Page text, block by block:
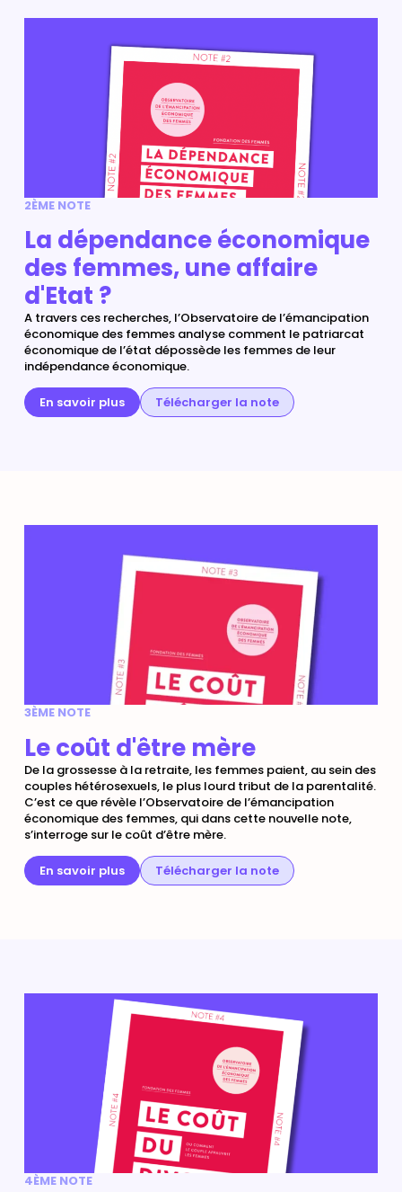
2ÈME NOTE
La dépendance économique
des femmes, une affaire
d'Etat ?
A travers ces recherches, l’Observatoire de l’émancipation
économique des femmes analyse comment le patriarcat
économique de l’état dépossède les femmes de leur
indépendance économique.
En savoir plus Télécharger la note
3ÈME NOTE
Le coût d'être mère
De la grossesse à la retraite, les femmes paient, au sein des
couples hétérosexuels, le plus lourd tribut de la parentalité.
C’est ce que révèle l’Observatoire de l’émancipation
économique des femmes, qui dans cette nouvelle note,
s’interroge sur le coût d’être mère.
En savoir plus Télécharger la note
4ÈME NOTE